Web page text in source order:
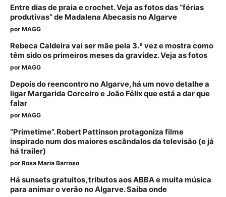
Entre dias de praia e crochet. Veja as fotos das “férias
produtivas” de Madalena Abecasis no Algarve
por MAGG
Rebeca Caldeira vai ser mãe pela 3.ª vez e mostra como
têm sido os primeiros meses da gravidez. Veja as fotos
por MAGG
Depois do reencontro no Algarve, há um novo detalhe a
ligar Margarida Corceiro e João Félix que está a dar que
falar
por MAGG
“Primetime”. Robert Pattinson protagoniza filme
inspirado num dos maiores escândalos da televisão (e já
há trailer)
por Rosa Maria Barroso
Há sunsets gratuitos, tributos aos ABBA e muita música
para animar o verão no Algarve. Saiba onde